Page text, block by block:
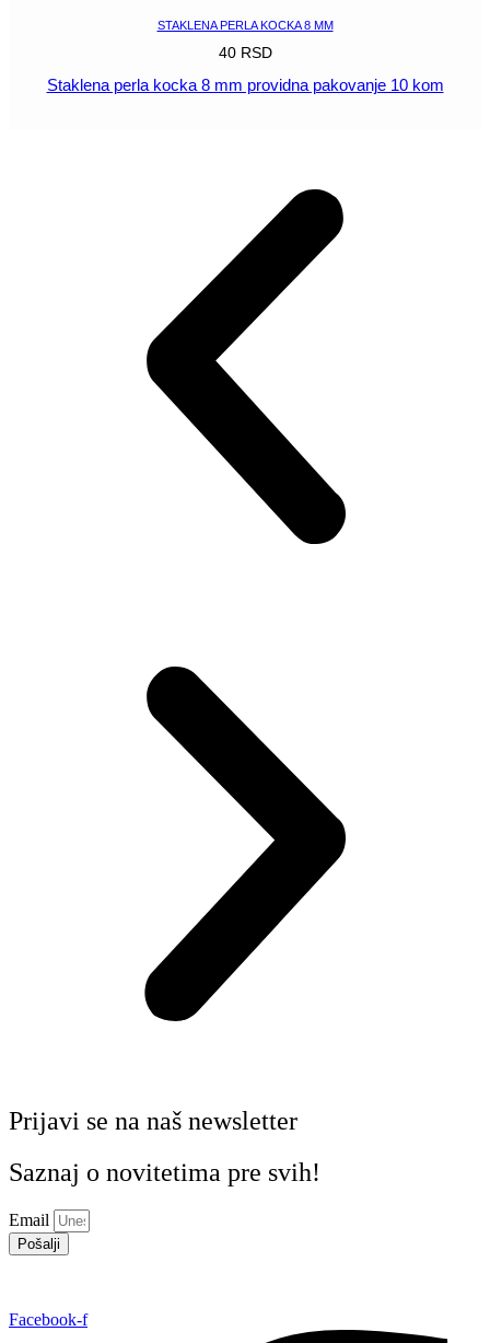
STAKLENA PERLA KOCKA 8 MM
40 RSD
Staklena perla kocka 8 mm providna pakovanje 10 kom
Prijavi se na naš newsletter
Saznaj o novitetima pre svih!
Email
Pošalji
Facebook-f